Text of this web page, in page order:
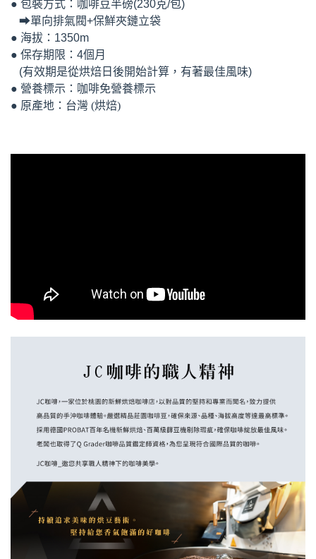
● 包裝方式：咖啡豆半磅(230克/包)
➡單向排氣閥+保鮮夾鏈立袋
● 海拔：1350m
● 保存期限：4個月
(有效期是從烘焙日後開始計算，有著最佳風味)
● 營養標示：咖啡免營養標示
● 原產地：台灣 (烘焙)